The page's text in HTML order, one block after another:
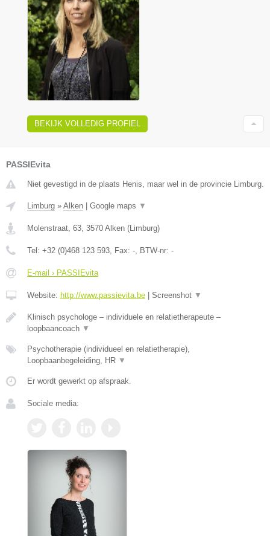
BEKIJK VOLLEDIG PROFIEL
PASSIEvita
Niet gevestigd in de plaats Henis, maar wel in de provincie Limburg.
Limburg » Alken Google maps ▼
Molenstraat, 63, 3570 Alken (Limburg)
Tel: +32 (0)468 123 593, Fax: -, BTW-nr: -
E-mail › PASSIEvita
Website: http://www.passievita.be Screenshot ▼
Klinisch psychologe – individuele en relatietherapeute –
loopbaancoach ▼
Psychotherapie (individueel en relatietherapie),
Loopbaanbegeleiding, HR ▼
Er wordt gewerkt op afspraak.
Sociale media: